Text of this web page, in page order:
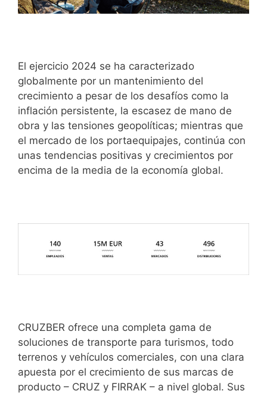
El ejercicio 2024 se ha caracterizado
globalmente por un mantenimiento del
crecimiento a pesar de los desafíos como la
inflación persistente, la escasez de mano de
obra y las tensiones geopolíticas; mientras que
el mercado de los portaequipajes, continúa con
unas tendencias positivas y crecimientos por
encima de la media de la economía global.
CRUZBER ofrece una completa gama de
soluciones de transporte para turismos, todo
terrenos y vehículos comerciales, con una clara
apuesta por el crecimiento de sus marcas de
producto – CRUZ y FIRRAK – a nivel global. Sus